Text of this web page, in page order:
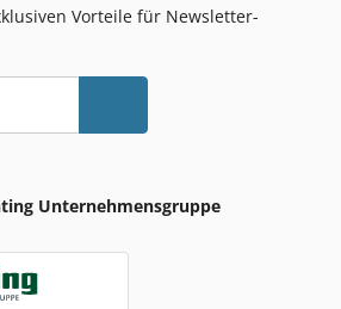
Vorteile für Newsletter-
Unternehmensgruppe